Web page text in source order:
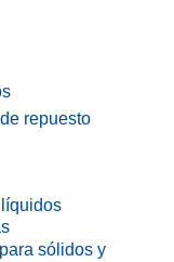
repuesto
sólidos y